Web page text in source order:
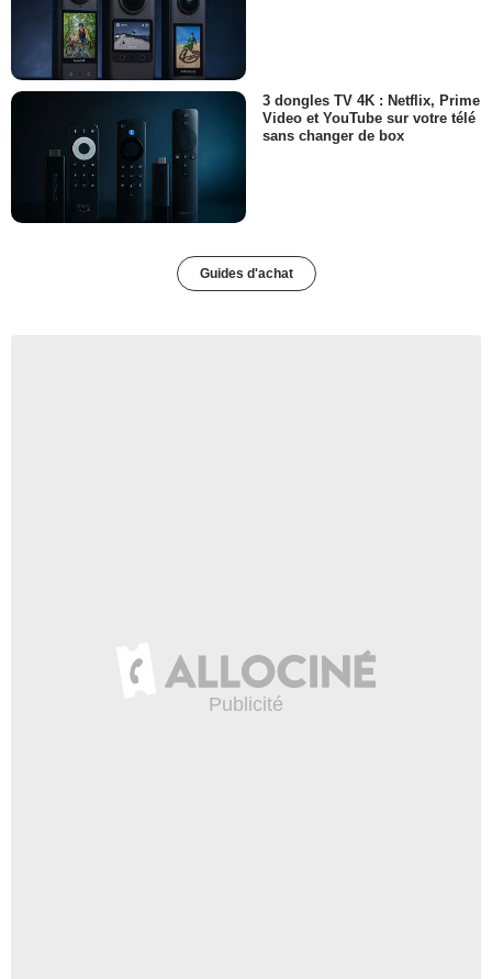
3 dongles TV 4K : Netflix, Prime
Video et YouTube sur votre télé
sans changer de box
Guides d'achat